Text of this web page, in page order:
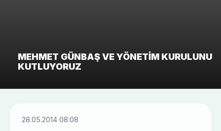
MEHMET GÜNBAŞ VE YÖNETIM KURULUNU
KUTLUYORUZ
28.05.2014 08:08